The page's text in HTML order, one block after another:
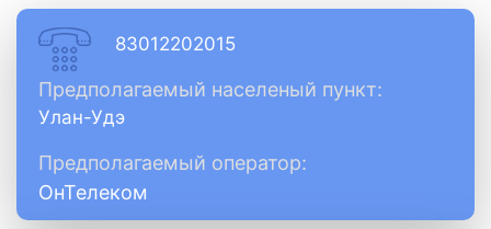
83012202015
Предполагаемый населеный пункт:
Улан-Удэ
Предполагаемый оператор:
ОнТелеком